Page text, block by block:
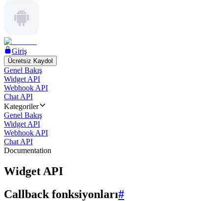
Giriş
Ücretsiz Kaydol
Genel Bakış
Widget API
Webhook API
Chat API
Kategoriler
Genel Bakış
Widget API
Webhook API
Chat API
Documentation
Widget API
Callback fonksiyonları#